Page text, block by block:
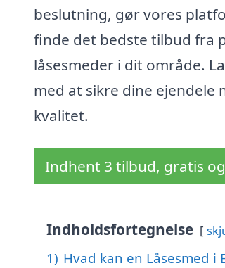
beslutning, gør vores
finde det bedste tilbud fra
låsesmeder i dit område.
med at sikre dine ejendele
kvalitet.
Indhent 3 tilbud, gratis
Indholdsfortegnelse
1) Hvad kan en Låsesmed